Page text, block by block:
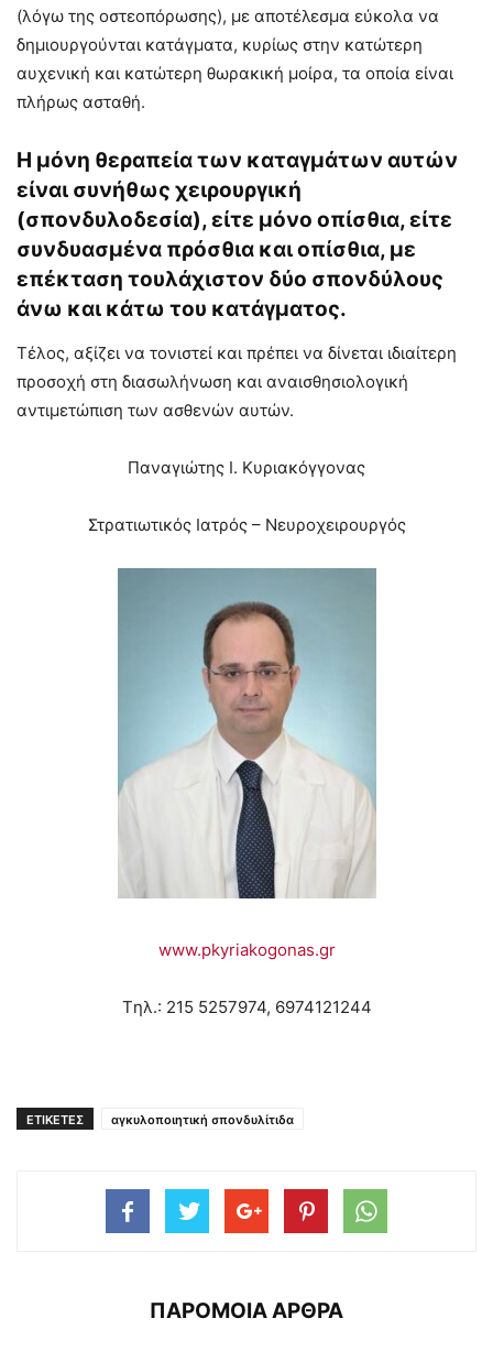
(λόγω της οστεοπόρωσης), με αποτέλεσμα εύκολα να
δημιουργούνται κατάγματα, κυρίως στην κατώτερη
αυχενική και κατώτερη θωρακική μοίρα, τα οποία είναι
πλήρως ασταθή.
Η μόνη θεραπεία των καταγμάτων αυτών
είναι συνήθως χειρουργική
(σπονδυλοδεσία), είτε μόνο οπίσθια, είτε
συνδυασμένα πρόσθια και οπίσθια, με
επέκταση τουλάχιστον δύο σπονδύλους
άνω και κάτω του κατάγματος.
Τέλος, αξίζει να τονιστεί και πρέπει να δίνεται ιδιαίτερη
προσοχή στη διασωλήνωση και αναισθησιολογική
αντιμετώπιση των ασθενών αυτών.
Παναγιώτης Ι. Κυριακόγγονας
Στρατιωτικός Ιατρός – Νευροχειρουργός
www.pkyriakogonas.gr
Tηλ.: 215 5257974, 6974121244
ΕΤΙΚΕΤΕΣ αγκυλοποιητική σπονδυλίτιδα
ΠΑΡΟΜΟΙΑ ΑΡΘΡΑ